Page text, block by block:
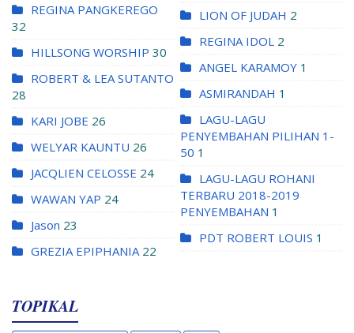
REGINA PANGKEREGO
32
HILLSONG WORSHIP 30
ROBERT & LEA SUTANTO
28
KARI JOBE 26
WELYAR KAUNTU 26
JACQLIEN CELOSSE 24
WAWAN YAP 24
Jason 23
GREZIA EPIPHANIA 22
LION OF JUDAH 2
REGINA IDOL 2
ANGEL KARAMOY 1
ASMIRANDAH 1
LAGU-LAGU
PENYEMBAHAN PILIHAN 1-
50 1
LAGU-LAGU ROHANI
TERBARU 2018-2019
PENYEMBAHAN 1
PDT ROBERT LOUIS 1
TOPIKAL